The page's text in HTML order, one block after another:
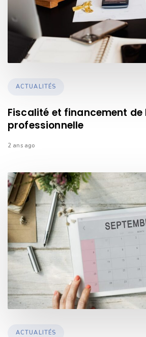
TAGS
ACTUALITÉS
Fiscalité et financement
professionnelle
2 ans ago
TAGS
ACTUALITÉS